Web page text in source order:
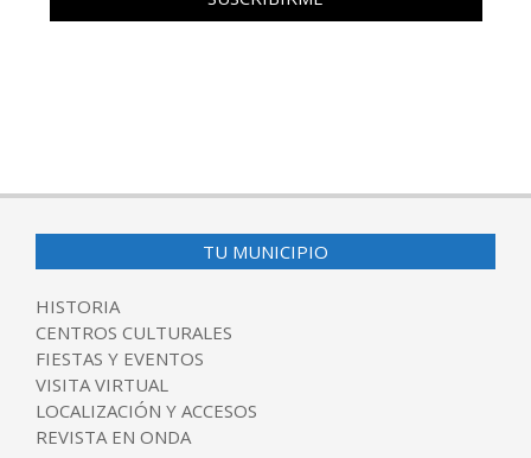
TU MUNICIPIO
HISTORIA
CENTROS CULTURALES
FIESTAS Y EVENTOS
VISITA VIRTUAL
LOCALIZACIÓN Y ACCESOS
REVISTA EN ONDA